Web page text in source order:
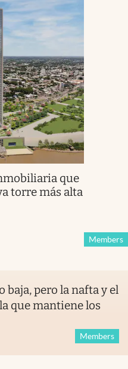
que
torre más alta
Members
baja, pero la nafta y el
que mantiene los
Members